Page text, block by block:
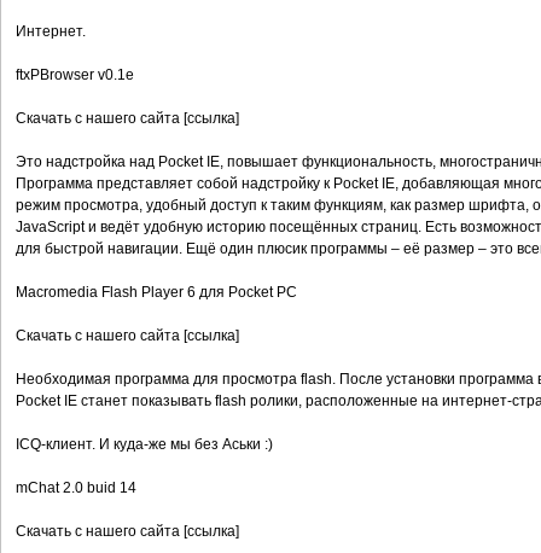
Интернет.
ftxPBrowser v0.1e
Скачать с нашего сайта [ссылка]
Это надстройка над Pocket IE, повышает функциональность,
Программа представляет собой надстройку к Pocket IE, добавляющая
режим просмотра, удобный доступ к таким функциям, как размер шрифта,
JavaScript и ведёт удобную историю посещённых страниц. Есть
для быстрой навигации. Ещё один плюсик программы – её размер – это
Macromedia Flash Player 6 для Pocket PC
Скачать с нашего сайта [ссылка]
Необходимая программа для просмотра flash. После установки
Pocket IE станет показывать flash ролики, расположенные на интернет-
ICQ-клиент. И куда-же мы без Аськи :)
mChat 2.0 buid 14
Скачать с нашего сайта [ссылка]